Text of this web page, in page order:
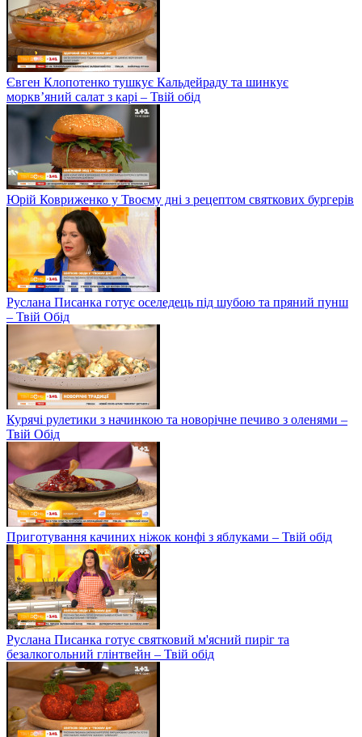
Євген Клопотенко тушкує Кальдейраду та шинкує
моркв’яний салат з карі – Твій обід
Юрій Ковриженко у Твоєму дні з рецептом святкових бургерів
Руслана Писанка готує оселедець під шубою та пряний пунш
– Твій Обід
Курячі рулетики з начинкою та новорічне печиво з оленями –
Твій Обід
Приготування качиних ніжок конфі з яблуками – Твій обід
Руслана Писанка готує святковий м'ясний пиріг та
безалкогольний глінтвейн – Твій обід